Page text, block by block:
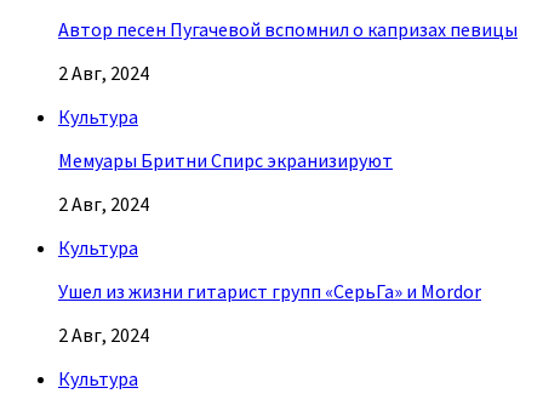
Автор песен Пугачевой вспомнил о капризах певицы
2 Авг, 2024
Культура
Мемуары Бритни Спирс экранизируют
2 Авг, 2024
Культура
Ушел из жизни гитарист групп «СерьГа» и Mordor
2 Авг, 2024
Культура